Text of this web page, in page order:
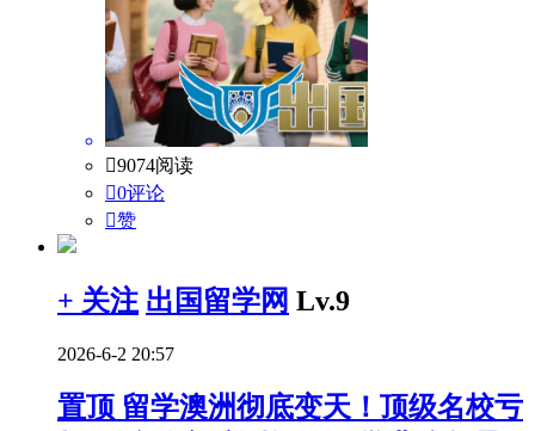
9074阅读
0评论
赞
+ 关注 出国留学网 Lv.9
2026-6-2 20:57
置顶 留学澳洲彻底变天！顶级名校亏